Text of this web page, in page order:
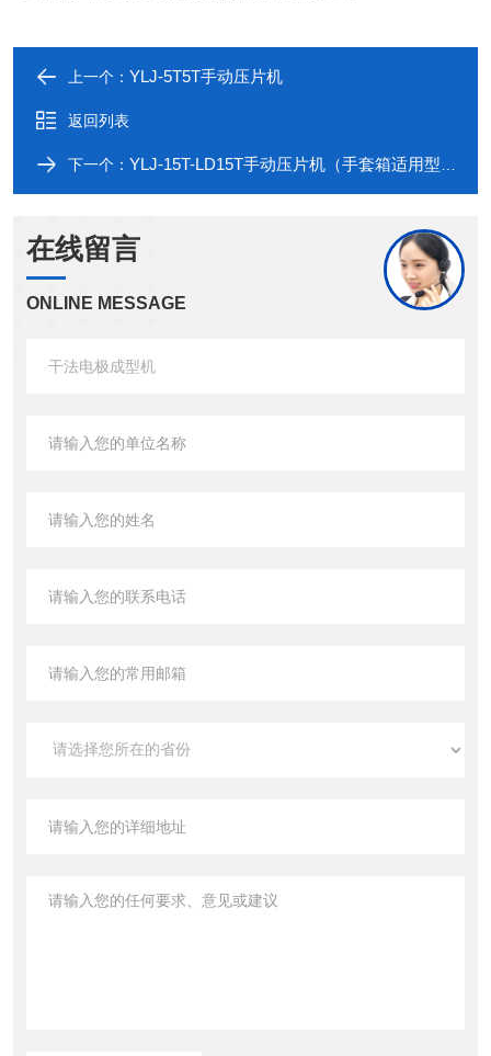
上一个： YLJ-5T5T手动压片机
返回列表
下一个： YLJ-15T-LD15T手动压片机（手套箱适用型）
在线留言
ONLINE MESSAGE